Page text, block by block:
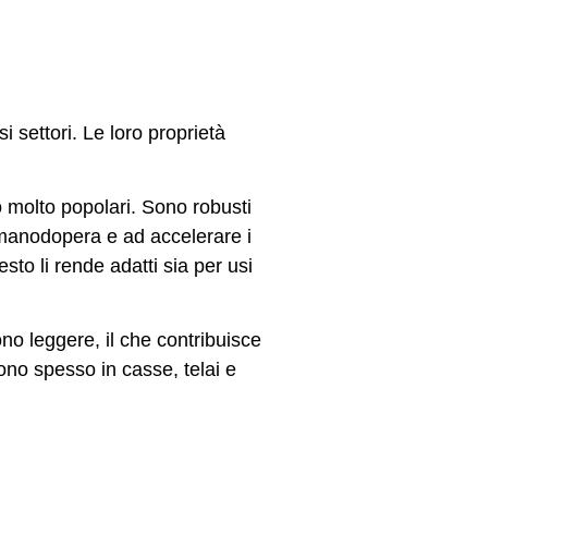
settori. Le loro proprietà
popolari. Sono robusti
e ad accelerare i
li rende adatti sia per usi
leggere, il che contribuisce
spesso in casse, telai e